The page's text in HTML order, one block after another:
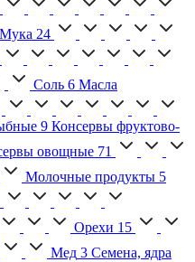
Мука 24
Соль 6 Масла
9 Консервы фруктово-
овощные 71
Молочные продукты 5
Орехи 15
Мед 3 Семена, ядра